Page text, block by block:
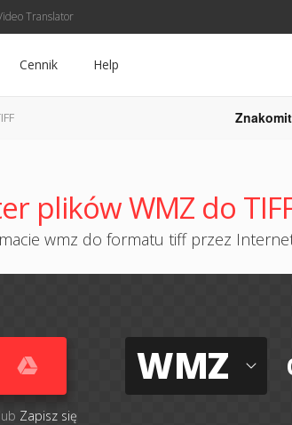
Translator
Cennik Help
plików WMZ do
wmz do formatu tiff przez
Zapisz się
WMZ